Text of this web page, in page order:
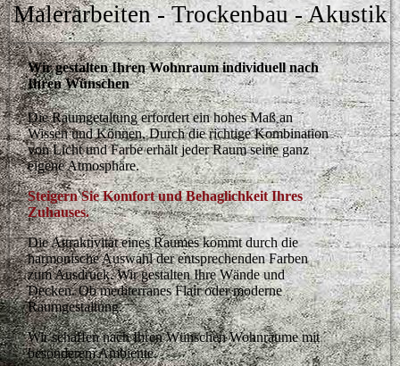
Malerarbeiten - Trockenbau - Akustik
Wir gestalten Ihren Wohnraum individuell nach
Ihren Wünschen
Die Raumgetaltung erfordert ein hohes Maß an
Wissen und Können. Durch die richtige Kombination
von Licht und Farbe erhält jeder Raum seine ganz
eigene Atmosphäre.
Steigern Sie Komfort und Behaglichkeit Ihres
Zuhauses.
Die Attraktivität eines Raumes kommt durch die
harmonische Auswahl der entsprechenden Farben
zum Ausdruck. Wir gestalten Ihre Wände und
Decken. Ob mediterranes Flair oder moderne
Raumgestaltung.
Wir schaffen nach Ihren Wünschen Wohnräume mit
besonderem Ambiente.